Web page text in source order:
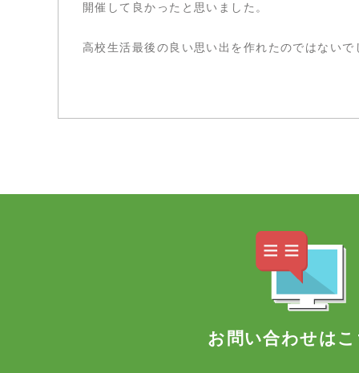
開催して良かったと思いました。
高校生活最後の良い思い出を作れたのではないで
お問い合わせはこ